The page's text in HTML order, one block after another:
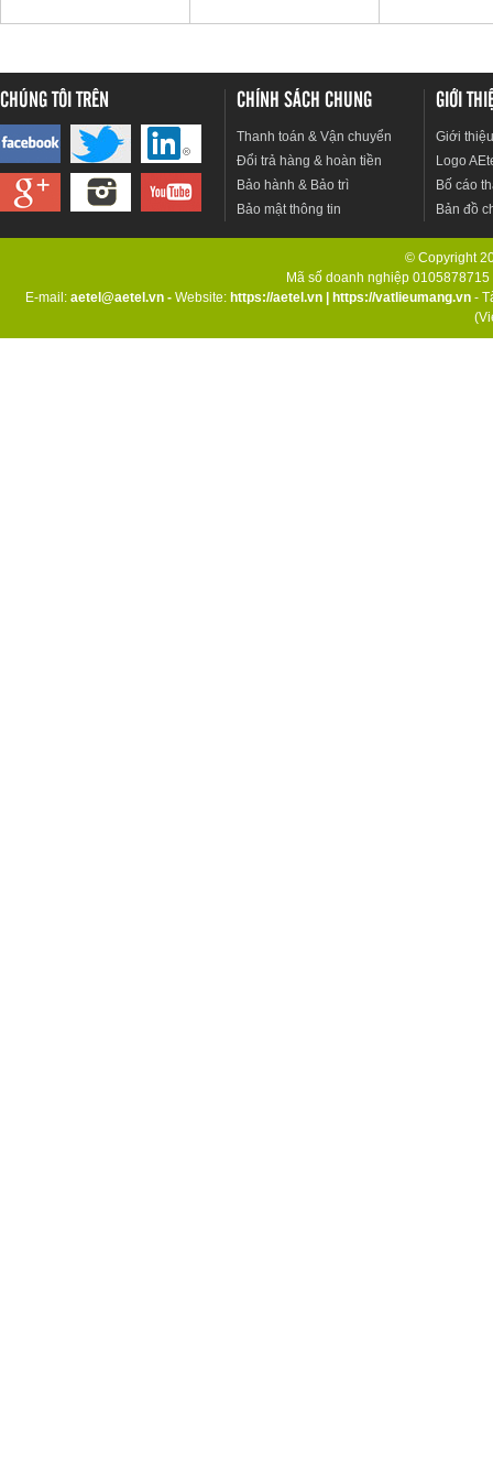
CHÚNG TÔI TRÊN CHÍNH SÁCH CHUNG
Thanh toán & Vận chuyển
Đổi trả hàng & hoàn tiền
Bảo hành & Bảo trì
Bảo mật thông tin
GIỚI
Giới
Logo
Bố cáo
Bản đồ
© Copyright
Mã số doanh nghiệp
E-mail: aetel@aetel.vn - Website: https://aetel.vn https://vatlieumang.vn -